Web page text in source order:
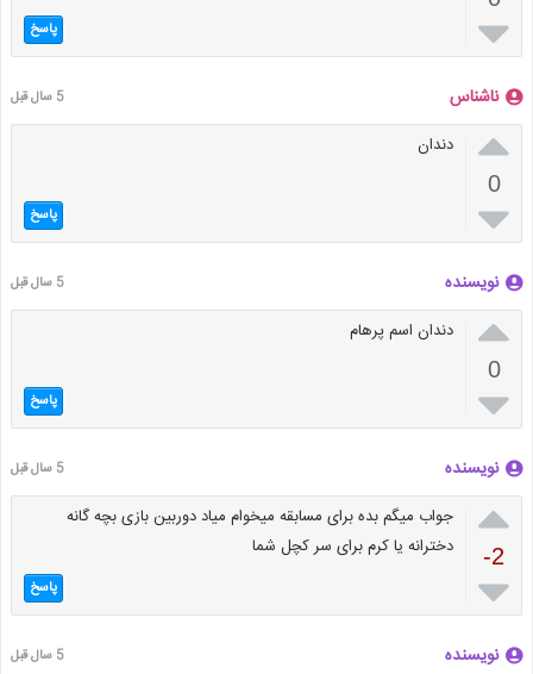
 پاسخ
ناشناس 5 سال قبل

0

دندان
پاسخ
نویسنده 5 سال قبل

0

دندان اسم پرهام
پاسخ
نویسنده 5 سال قبل

-2

جواب میگم بده برای مسابقه میخوام میاد دوربین بازی بچه گانه
دخترانه یا کرم برای سر کچل شما
پاسخ
نویسنده 5 سال قبل